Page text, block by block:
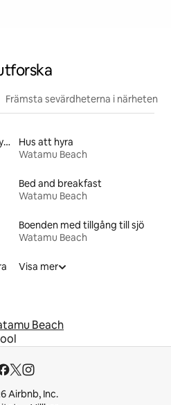
Främsta sevärdheterna i närheten
Boenden vid stranden att hyra
Hus att hyra
Watamu Beach
Bed and breakfast
Watamu Beach
Boenden med tillgång till sjö
Watamu Beach
Visa mer
Beach
Airbnb, Inc.